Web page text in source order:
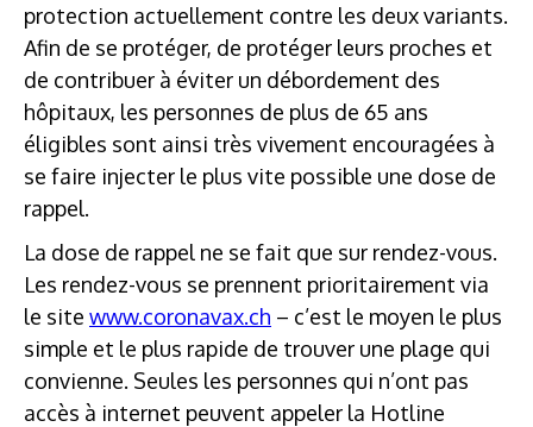
protection actuellement contre les deux variants.
Afin de se protéger, de protéger leurs proches et
de contribuer à éviter un débordement des
hôpitaux, les personnes de plus de 65 ans
éligibles sont ainsi très vivement encouragées à
se faire injecter le plus vite possible une dose de
rappel.
La dose de rappel ne se fait que sur rendez-vous.
Les rendez-vous se prennent prioritairement via
le site www.coronavax.ch – c’est le moyen le plus
simple et le plus rapide de trouver une plage qui
convienne. Seules les personnes qui n’ont pas
accès à internet peuvent appeler la Hotline